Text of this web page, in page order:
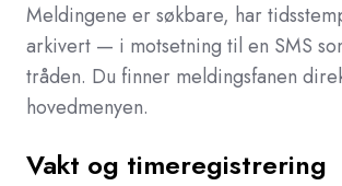
Meldingene er søkbare, har
arkivert — i motsetning til en SMS
tråden. Du finner meldingsfanen
hovedmenyen.
Vakt og timeregistrering